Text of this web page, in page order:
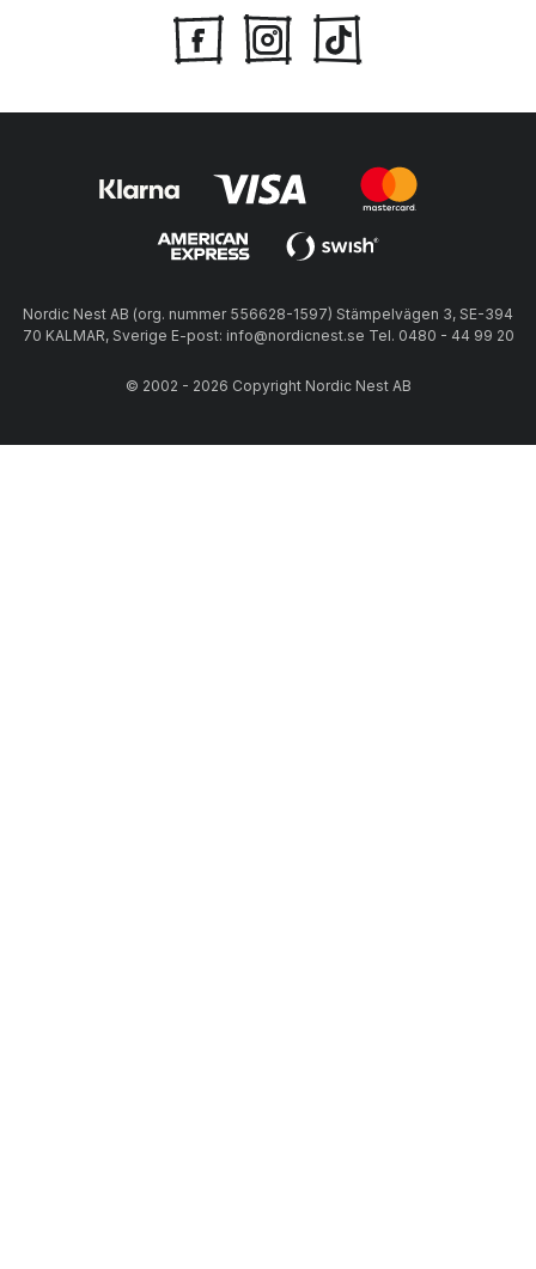
Nordic Nest AB (org. nummer 556628-1597) Stämpelvägen 3, SE-394
70 KALMAR, Sverige E-post: info@nordicnest.se Tel. 0480 - 44 99 20
© 2002 - 2026 Copyright Nordic Nest AB